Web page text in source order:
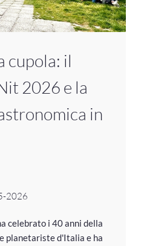
cupola: il
2026 e la
in
2026
celebrato i 40 anni della
planetariste d'Italia e ha